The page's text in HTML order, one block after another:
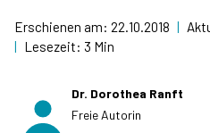
Erschienen am: 22.10.2018 |
| Lesezeit: 3 Min
Dr. Dorothea Ranft
Freie Autorin